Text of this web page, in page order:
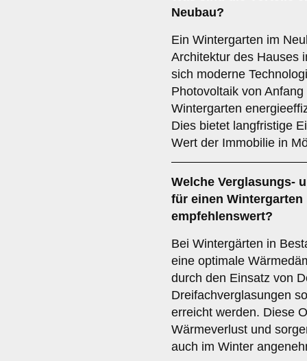
Neubau?
Ein Wintergarten im
Architektur des Hauses
sich moderne
Photovoltaik von
Wintergarten
Dies bietet langfristige
Wert der Immobilie in
Welche Verglasungs-
für einen
empfehlenswert?
Bei Wintergärten in
eine optimale
durch den Einsatz von
Dreifachverglasungen
erreicht werden. Diese
Wärmeverlust und
auch im Winter